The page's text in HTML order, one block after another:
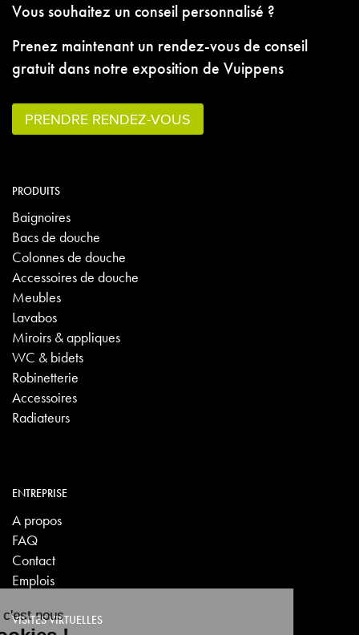
Vous souhaitez un conseil personnalisé ?
Prenez maintenant un rendez-vous de conseil
gratuit dans notre exposition de Vuippens
PRENDRE RENDEZ-VOUS
PRODUITS
Baignoires
Bacs de douche
Colonnes de douche
Accessoires de douche
Meubles
Lavabos
Miroirs & appliques
WC & bidets
Robinetterie
Accessoires
Radiateurs
ENTREPRISE
A propos
FAQ
Contact
Emplois
VISITES VIRTUELLES